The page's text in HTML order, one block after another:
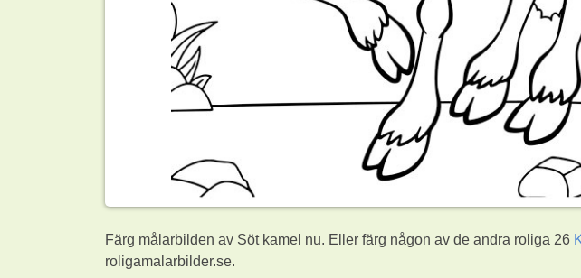
Färg målarbilden av Söt kamel nu. Eller färg någon av de andra roliga 26
roligamalarbilder.se.